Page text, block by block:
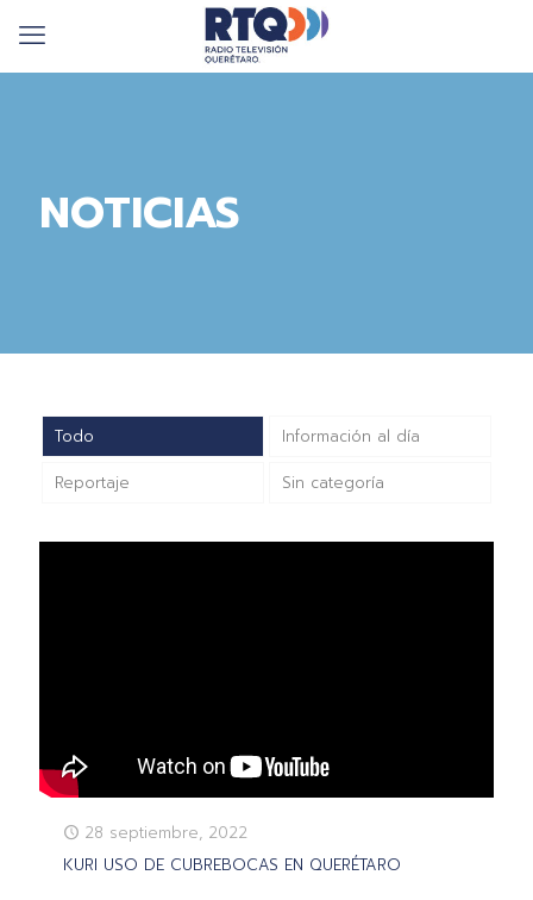
NOTICIAS
Todo Información al día
Reportaje Sin categoría
28 septiembre, 2022
KURI USO DE CUBREBOCAS EN QUERÉTARO